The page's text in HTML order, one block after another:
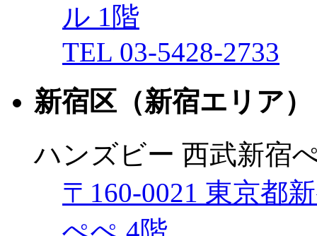
ル 1階
TEL 03-5428-2733
新宿区（新宿エリア）
ハンズビー 西武新宿
〒160-0021 東京都